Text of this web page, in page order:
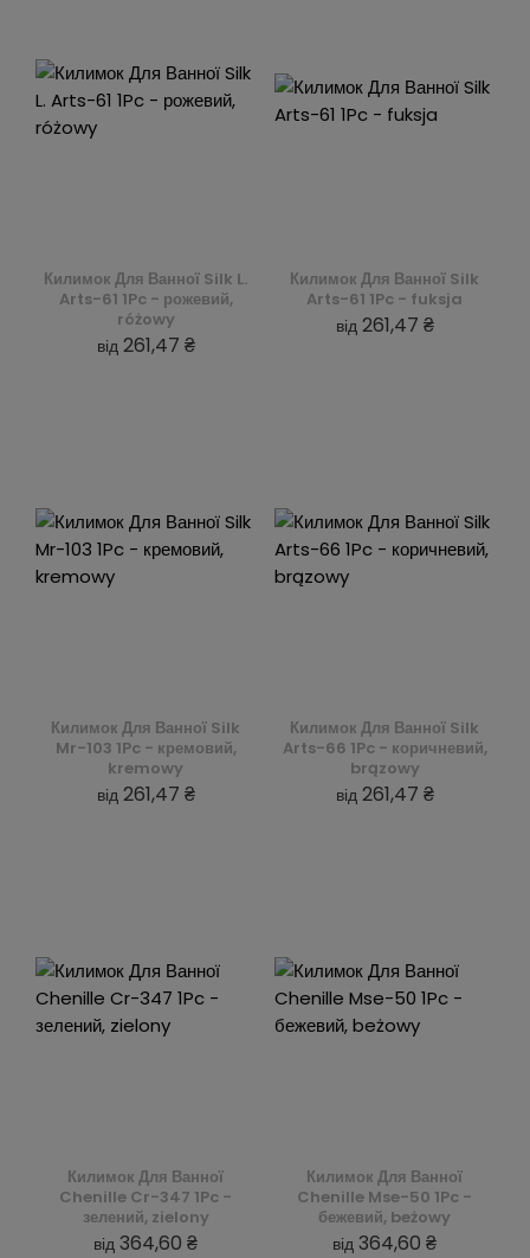
Килимок Для Ванної Silk L.
Arts-61 1Pc - рожевий,
różowy
від 261,47 ₴
Килимок Для Ванної Silk
Arts-61 1Pc - fuksja
від 261,47 ₴
Килимок Для Ванної Silk
Mr-103 1Pc - кремовий,
kremowy
від 261,47 ₴
Килимок Для Ванної Silk
Arts-66 1Pc - коричневий,
brązowy
від 261,47 ₴
Килимок Для Ванної
Chenille Cr-347 1Pc -
зелений, zielony
від 364,60 ₴
Килимок Для Ванної
Chenille Mse-50 1Pc -
бежевий, beżowy
від 364,60 ₴